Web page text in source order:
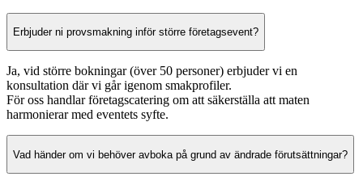
Erbjuder ni provsmakning inför större företagsevent?
Ja, vid större bokningar (över 50 personer) erbjuder vi en
konsultation där vi går igenom smakprofiler.
För oss handlar företagscatering om att säkerställa att maten
harmonierar med eventets syfte.
Vad händer om vi behöver avboka på grund av ändrade förutsättningar?